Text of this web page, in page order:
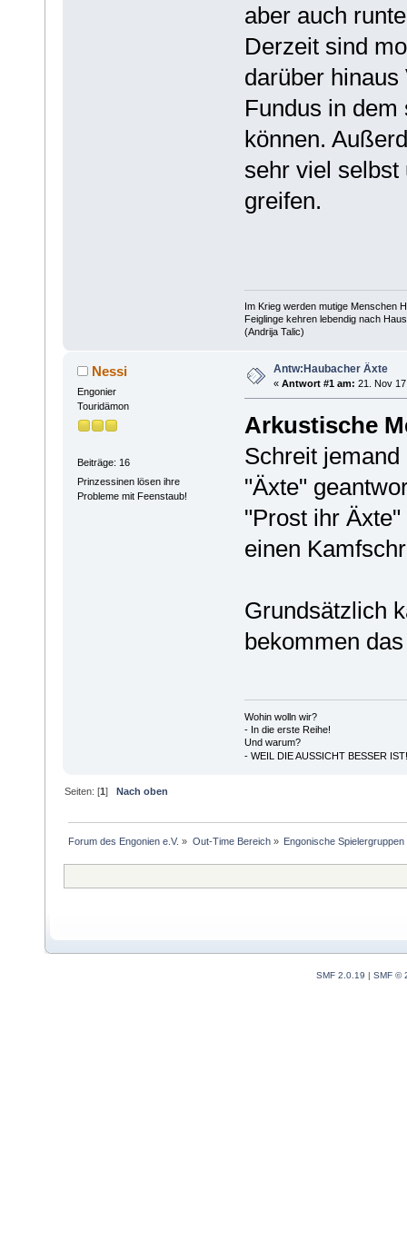
aber auch
Derzeit sind
darüber
Fundus in
können.
sehr viel selbst
greifen.
Im Krieg werden mutige Menschen
Feiglinge kehren lebendig nach
(Andrija Talic)
Nessi
Engonier
Touridämon
Beiträge: 16
Prinzessinen lösen ihre
Probleme mit Feenstaub!
Antw:Haubacher Äxte
« Antwort #1 am: 21. Nov
Arkustische
Schreit
"Äxte"
"Prost ihr
einen
Grundsätzlich
bekommen
Wohin wolln wir?
- In die erste Reihe!
Und warum?
- WEIL DIE AUSSICHT
Seiten: [1]Nach oben
Forum des Engonien e.V. » Out-Time Bereich» Engonische Spielergruppen
SMF 2.0.19 | SMF ©